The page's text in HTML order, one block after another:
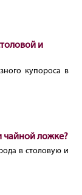
и
купороса в
чайной ложке?
в столовую и